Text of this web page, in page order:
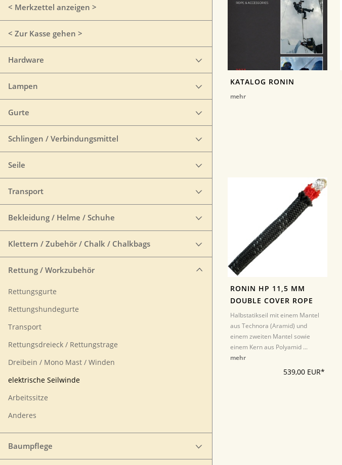
< Merkzettel anzeigen >
< Zur Kasse gehen >
Hardware
Lampen
Gurte
Schlingen / Verbindungsmittel
Seile
Transport
Bekleidung / Helme / Schuhe
Klettern / Zubehör / Chalk / Chalkbags
Rettung / Workzubehör
Rettungsgurte
Rettungshundegurte
Transport
Rettungsdreieck / Rettungstrage
Dreibein / Mono Mast / Winden
elektrische Seilwinde
Arbeitssitze
Anderes
Baumpflege
KATALOG RONIN
mehr
RONIN HP 11,5 MM
DOUBLE COVER ROPE
Halbstatikseil mit einem Mantel
aus Technora (Aramid) und
einem zweiten Mantel sowie
einem Kern aus Polyamid ...
mehr
539,00 EUR*